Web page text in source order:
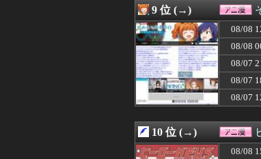
08/08 08:11
【ガ
08/08 08:09
小説
08/08 07:45
【速
08/08 07:30
【悲
08/08 07:30
デス
08/08 07:12
【特
08/08 07:02
「鬼
08/08 07:02
※ガ
08/08 07:00
【名
08/08 06:18
【悲
08/08 06:00
【ウ
08/08 06:00
バト
9 位 (→)
08/08
08/08
08/07
08/07
08/07
10 位 (→)
08/08